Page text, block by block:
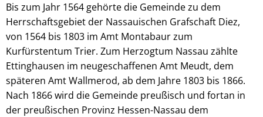
Bis zum Jahr 1564 gehörte die Gemeinde zu dem
Herrschaftsgebiet der Nassauischen Grafschaft Diez,
von 1564 bis 1803 im Amt Montabaur zum
Kurfürstentum Trier. Zum Herzogtum Nassau zählte
Ettinghausen im neugeschaffenen Amt Meudt, dem
späteren Amt Wallmerod, ab dem Jahre 1803 bis 1866.
Nach 1866 wird die Gemeinde preußisch und fortan in
der preußischen Provinz Hessen-Nassau dem